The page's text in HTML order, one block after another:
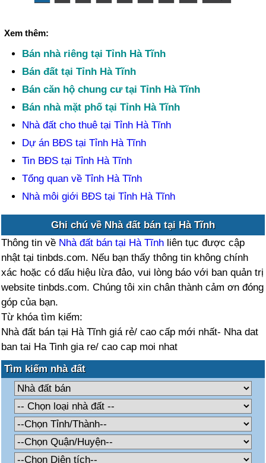
Xem thêm:
Bán nhà riêng tại Tỉnh Hà Tĩnh
Bán đất tại Tỉnh Hà Tĩnh
Bán căn hộ chung cư tại Tỉnh Hà Tĩnh
Bán nhà mặt phố tại Tỉnh Hà Tĩnh
Nhà đất cho thuê tại Tỉnh Hà Tĩnh
Dự án BĐS tại Tỉnh Hà Tĩnh
Tin BĐS tại Tỉnh Hà Tĩnh
Tổng quan về Tỉnh Hà Tĩnh
Nhà môi giới BĐS tại Tỉnh Hà Tĩnh
Ghi chú về Nhà đất bán tại Hà Tĩnh
Thông tin về Nhà đất bán tại Hà Tĩnh liên tục được cập
nhật tại tinbds.com. Nếu bạn thấy thông tin không chính
xác hoặc có dấu hiệu lừa đảo, vui lòng báo với ban quản trị
website tinbds.com. Chúng tôi xin chân thành cảm ơn đóng
góp của bạn.
Từ khóa tìm kiếm:
Nhà đất bán tại Hà Tĩnh giá rẻ/ cao cấp mới nhất- Nha dat
ban tai Ha Tinh gia re/ cao cap moi nhat
Tìm kiếm nhà đất